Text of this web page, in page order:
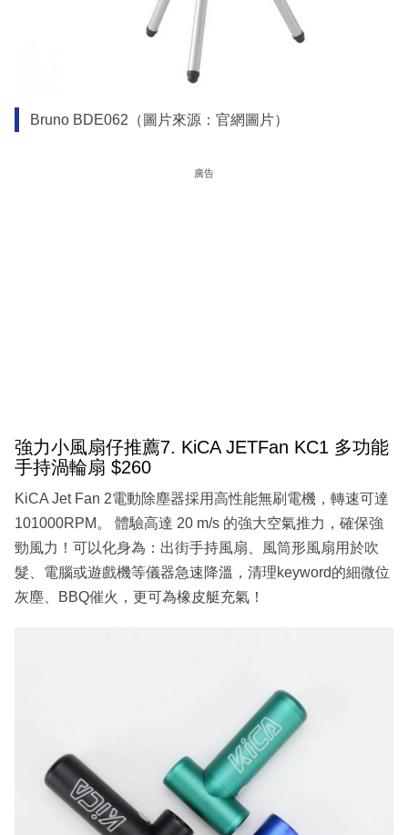
Bruno BDE062（圖片來源：官網圖片）
廣告
強力小風扇仔推薦7. KiCA JETFan KC1 多功能
手持渦輪扇 $260
KiCA Jet Fan 2電動除塵器採用高性能無刷電機，轉速可達
101000RPM。 體驗高達 20 m/s 的強大空氣推力，確保強
勁風力！可以化身為：出街手持風扇、風筒形風扇用於吹
髮、電腦或遊戲機等儀器急速降溫，清理keyword的細微位
灰塵、BBQ催火，更可為橡皮艇充氣！